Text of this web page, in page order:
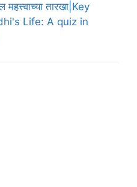
महत्त्वाच्या तारखा|Key
Life: A quiz in